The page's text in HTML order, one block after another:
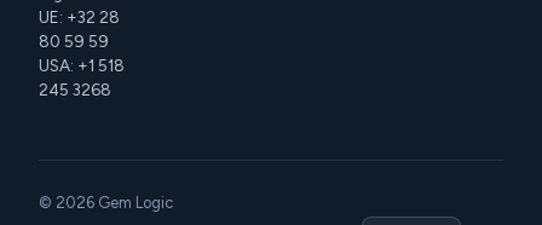
UE: +32 28
80 59 59
USA: +1 518
245 3268
© 2026 Gem Logic